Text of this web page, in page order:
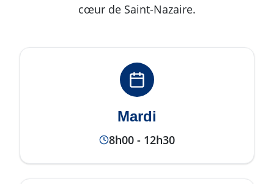
cœur de Saint-Nazaire.
Mardi
8h00 - 12h30